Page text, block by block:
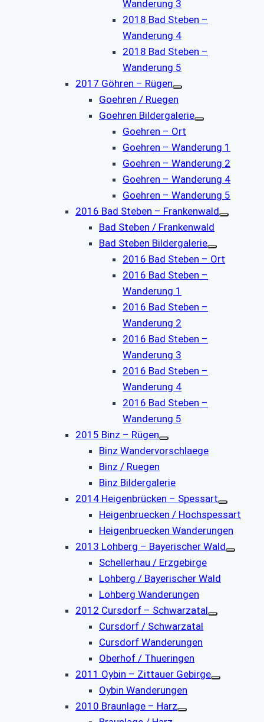
Wanderung 3
2018 Bad Steben –
Wanderung 4
2018 Bad Steben –
Wanderung 5
2017 Göhren – Rügen
Goehren / Ruegen
Goehren Bildergalerie
Goehren – Ort
Goehren – Wanderung 1
Goehren – Wanderung 2
Goehren – Wanderung 4
Goehren – Wanderung 5
2016 Bad Steben – Frankenwald
Bad Steben / Frankenwald
Bad Steben Bildergalerie
2016 Bad Steben – Ort
2016 Bad Steben –
Wanderung 1
2016 Bad Steben –
Wanderung 2
2016 Bad Steben –
Wanderung 3
2016 Bad Steben –
Wanderung 4
2016 Bad Steben –
Wanderung 5
2015 Binz – Rügen
Binz Wandervorschlaege
Binz / Ruegen
Binz Bildergalerie
2014 Heigenbrücken – Spessart
Heigenbruecken / Hochspessart
Heigenbruecken Wanderungen
2013 Lohberg – Bayerischer Wald
Schellerhau / Erzgebirge
Lohberg / Bayerischer Wald
Lohberg Wanderungen
2012 Cursdorf – Schwarzatal
Cursdorf / Schwarzatal
Cursdorf Wanderungen
Oberhof / Thueringen
2011 Oybin – Zittauer Gebirge
Oybin Wanderungen
2010 Braunlage – Harz